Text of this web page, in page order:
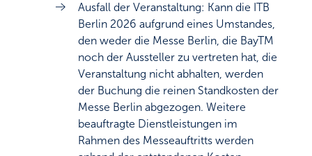
Ausfall der Veranstaltung: Kann die ITB
Berlin 2026 aufgrund eines Umstandes,
den weder die Messe Berlin, die BayTM
noch der Aussteller zu vertreten hat, die
Veranstaltung nicht abhalten, werden
der Buchung die reinen Standkosten der
Messe Berlin abgezogen. Weitere
beauftragte Dienstleistungen im
Rahmen des Messeauftritts werden